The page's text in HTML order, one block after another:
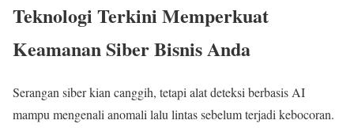
Teknologi Terkini Memperkuat
Keamanan Siber Bisnis Anda
Serangan siber kian canggih, tetapi alat deteksi berbasis AI
mampu mengenali anomali lalu lintas sebelum terjadi kebocoran.